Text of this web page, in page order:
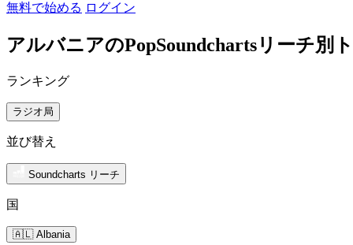
無料で始める ログイン
アルバニアのPopSoundchartsリーチ別
ランキング
ラジオ局
並び替え
Soundcharts リーチ
国
🇦🇱 Albania